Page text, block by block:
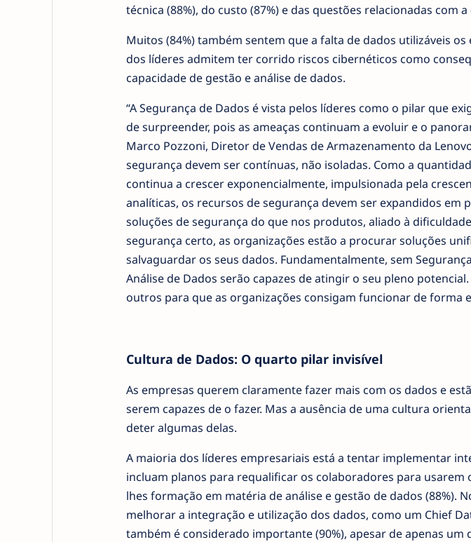
técnica (88%), do custo (87%) e das questões relacionadas com
Muitos (84%) também sentem que a falta de dados utilizáveis os
dos líderes admitem ter corrido riscos cibernéticos como
capacidade de gestão e análise de dados.
“A Segurança de Dados é vista pelos líderes como o pilar que
de surpreender, pois as ameaças continuam a evoluir e o
Marco Pozzoni, Diretor de Vendas de Armazenamento da
segurança devem ser contínuas, não isoladas. Como a
continua a crescer exponencialmente, impulsionada pela
analíticas, os recursos de segurança devem ser expandidos em
soluções de segurança do que nos produtos, aliado à
segurança certo, as organizações estão a procurar soluções
salvaguardar os seus dados. Fundamentalmente, sem
Análise de Dados serão capazes de atingir o seu pleno
outros para que as organizações consigam funcionar de forma
Cultura de Dados: O quarto pilar invisível
As empresas querem claramente fazer mais com os dados e
serem capazes de o fazer. Mas a ausência de uma cultura
deter algumas delas.
A maioria dos líderes empresariais está a tentar implementar
incluam planos para requalificar os colaboradores para usarem
lhes formação em matéria de análise e gestão de dados (88%).
melhorar a integração e utilização dos dados, como um Chief
também é considerado importante (90%), apesar de apenas um